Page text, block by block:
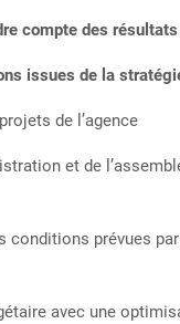
compte des
issues de la
de l’agence
et de
prévues
avec une